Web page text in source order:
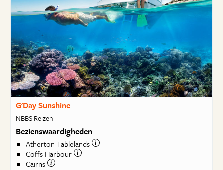
G'Day Sunshine
NBBS Reizen
Bezienswaardigheden
Atherton Tablelands
Coffs Harbour
Cairns